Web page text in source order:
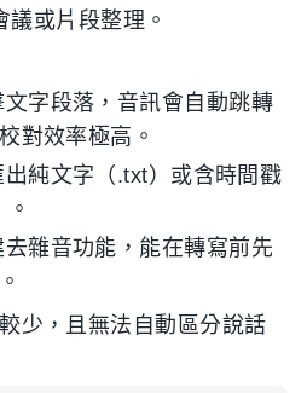
或片段整理。
文字段落，音訊會自動跳轉
對效率極高。
出純文字（.txt）或含時間戳
去雜音功能，能在轉寫前先
少，且無法自動區分說話